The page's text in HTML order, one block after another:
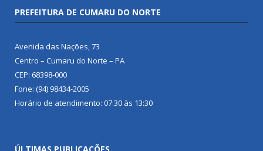
PREFEITURA DE CUMARU DO NORTE
Avenida das Nações, 73
Centro – Cumaru do Norte – PA
CEP: 68398-000
Fone: (94) 98434-2005
Horário de atendimento: 07:30 às 13:30